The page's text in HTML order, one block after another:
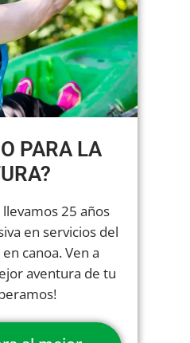
PARA LA
llevamos 25 años
en servicios del
canoa. Ven a
aventura de tu